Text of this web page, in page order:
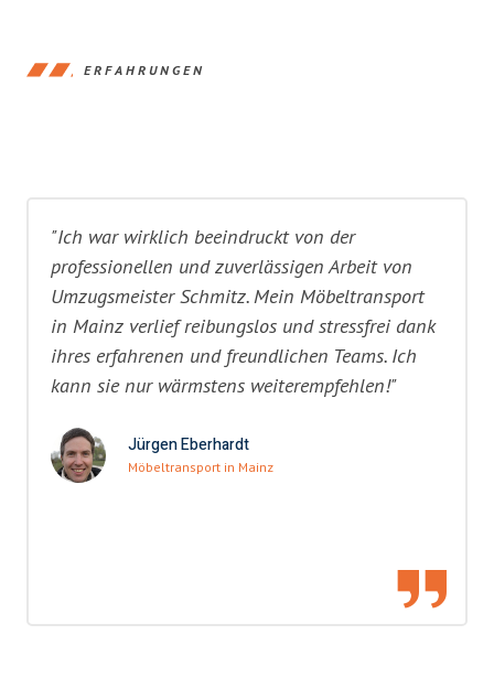
ERFAHRUNGEN
"Ich war wirklich beeindruckt von der
professionellen und zuverlässigen Arbeit von
Umzugsmeister Schmitz. Mein Möbeltransport
in Mainz verlief reibungslos und stressfrei dank
ihres erfahrenen und freundlichen Teams. Ich
kann sie nur wärmstens weiterempfehlen!"
Jürgen Eberhardt
Möbeltransport in Mainz